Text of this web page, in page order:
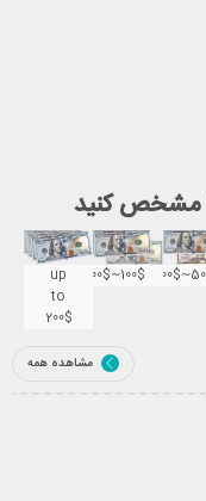
مشخص کنید
100$~200$
up
to
200$
مشاهده همه